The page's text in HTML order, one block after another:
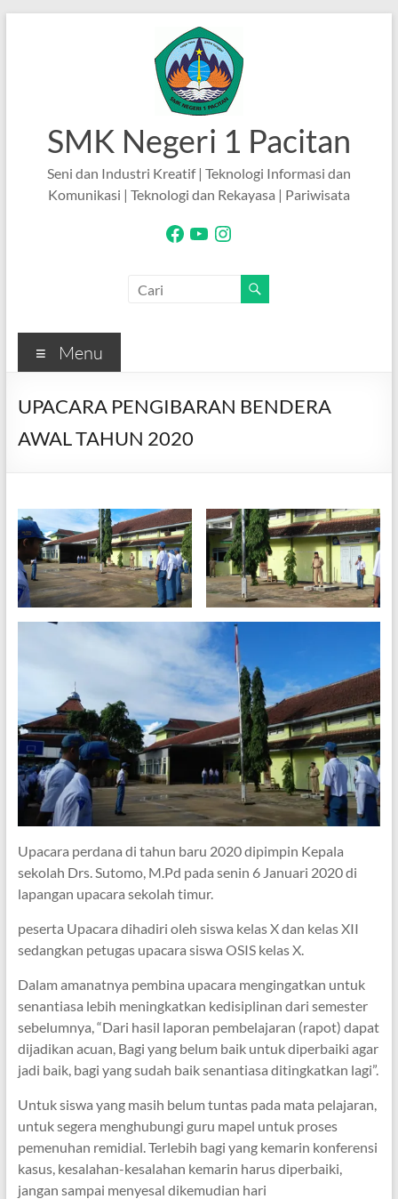
SMK Negeri 1 Pacitan
Seni dan Industri Kreatif | Teknologi Informasi dan
Komunikasi | Teknologi dan Rekayasa | Pariwisata
Facebook
YouTubeInstagram
Menu
UPACARA PENGIBARAN BENDERA
AWAL TAHUN 2020
Upacara perdana di tahun baru 2020 dipimpin Kepala
sekolah Drs. Sutomo, M.Pd pada senin 6 Januari 2020 di
lapangan upacara sekolah timur.
peserta Upacara dihadiri oleh siswa kelas X dan kelas XII
sedangkan petugas upacara siswa OSIS kelas X.
Dalam amanatnya pembina upacara mengingatkan untuk
senantiasa lebih meningkatkan kedisiplinan dari semester
sebelumnya, “Dari hasil laporan pembelajaran (rapot) dapat
dijadikan acuan, Bagi yang belum baik untuk diperbaiki agar
jadi baik, bagi yang sudah baik senantiasa ditingkatkan lagi”.
Untuk siswa yang masih belum tuntas pada mata pelajaran,
untuk segera menghubungi guru mapel untuk proses
pemenuhan remidial. Terlebih bagi yang kemarin konferensi
kasus, kesalahan-kesalahan kemarin harus diperbaiki,
jangan sampai menyesal dikemudian hari